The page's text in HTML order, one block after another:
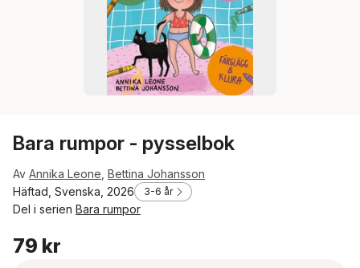
Bara rumpor - pysselbok
Av Annika Leone Bettina Johansson
Häftad, Svenska, 2026
3-6 år
Del i serien Bara rumpor
79 kr